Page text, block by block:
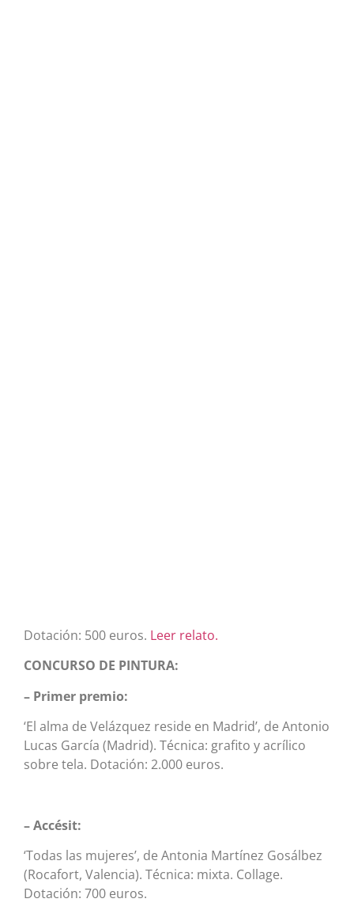
Dotación: 500 euros. Leer relato.
CONCURSO DE PINTURA:
– Primer premio:
‘El alma de Velázquez reside en Madrid’, de Antonio
Lucas García (Madrid). Técnica: grafito y acrílico
sobre tela. Dotación: 2.000 euros.
– Accésit:
‘Todas las mujeres’, de Antonia Martínez Gosálbez
(Rocafort, Valencia). Técnica: mixta. Collage.
Dotación: 700 euros.